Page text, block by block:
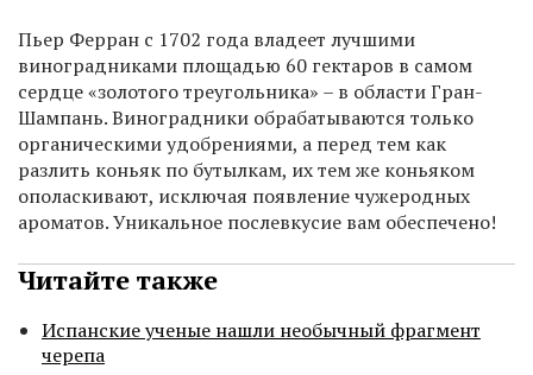
Пьер Ферран с 1702 года владеет лучшими
виноградниками площадью 60 гектаров в самом
сердце «золотого треугольника» – в области Гран-
Шампань. Виноградники обрабатываются только
органическими удобрениями, а перед тем как
разлить коньяк по бутылкам, их тем же коньяком
ополаскивают, исключая появление чужеродных
ароматов. Уникальное послевкусие вам обеспечено!
Читайте также
Испанские ученые нашли необычный фрагмент
черепа